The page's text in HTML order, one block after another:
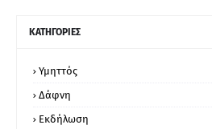
ΚΑΤΗΓΟΡΙΕΣ
Υμηττός
Δάφνη
Εκδήλωση